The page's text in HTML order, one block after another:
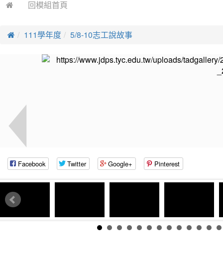
回模組首頁
111學年度 5/8-10志工說故事
Facebook Twitter Google+ Pinterest